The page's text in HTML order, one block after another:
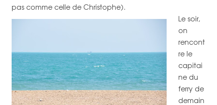
pas comme celle de Christophe).
Le soir,
on
rencont
re le
capitai
ne du
ferry de
demain